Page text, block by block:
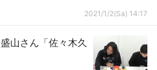
2021/1/2(Sa) 14:17
山さん「佐々木久